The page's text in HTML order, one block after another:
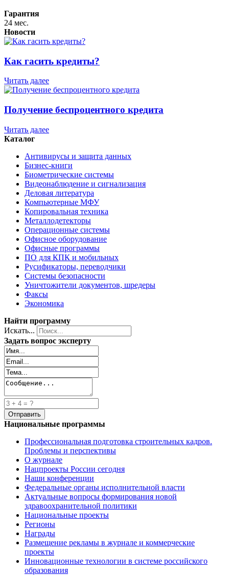
Гарантия
24 мес.
Новости
Как гасить кредиты?
Читать далее
Получение беспроцентного кредита
Читать далее
Каталог
Антивирусы и защита данных
Бизнес-книги
Биометрические системы
Видеонаблюдение и сигнализация
Деловая литература
Компьютерные МФУ
Копировальная техника
Металлодетекторы
Операционные системы
Офисное оборудование
Офисные программы
ПО для КПК и мобильных
Русификаторы, переводчики
Системы безопасности
Уничтожители документов, шредеры
Факсы
Экономика
Найти программу
Искать...
Задать вопрос эксперту
Национальные программы
Профессиональная подготовка строительных кадров.
Проблемы и перспективы
О журнале
Нацпроекты России сегодня
Наши конференции
Федеральные органы исполнительной власти
Актуальные вопросы формирования новой
здравоохранительной политики
Национальные проекты
Регионы
Награды
Размещение рекламы в журнале и коммерческие
проекты
Инновационные технологии в системе российского
образования